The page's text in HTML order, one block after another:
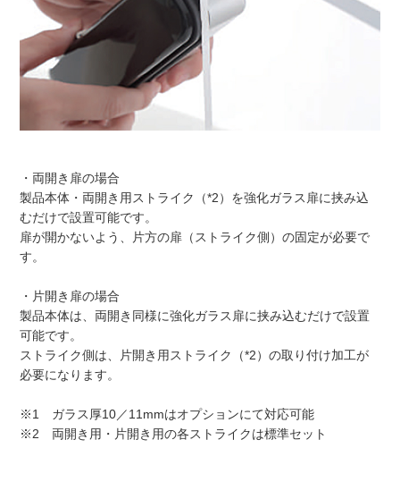
・両開き扉の場合
製品本体・両開き用ストライク（*2）を強化ガラス扉に挟み込
むだけで設置可能です。
扉が開かないよう、片方の扉（ストライク側）の固定が必要で
す。
・片開き扉の場合
製品本体は、両開き同様に強化ガラス扉に挟み込むだけで設置
可能です。
ストライク側は、片開き用ストライク（*2）の取り付け加工が
必要になります。
※1 ガラス厚10／11mmはオプションにて対応可能
※2 両開き用・片開き用の各ストライクは標準セット